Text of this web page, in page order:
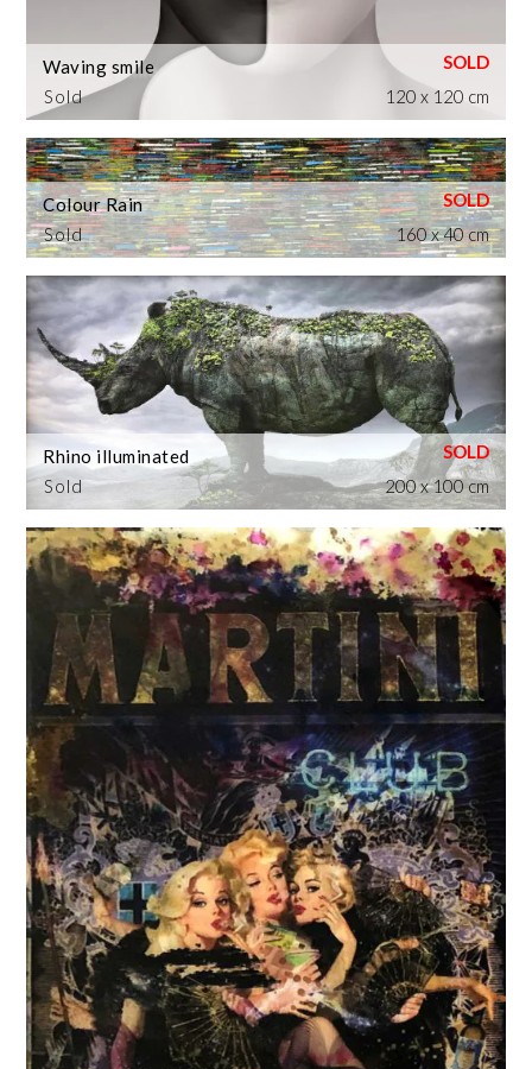
Sold
Waving smile
120 x 120 cm
Sold
Colour Rain
160 x 40 cm
Sold
Rhino illuminated
200 x 100 cm